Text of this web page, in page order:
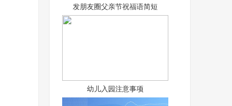
发朋友圈父亲节祝福语简短
幼儿入园注意事项